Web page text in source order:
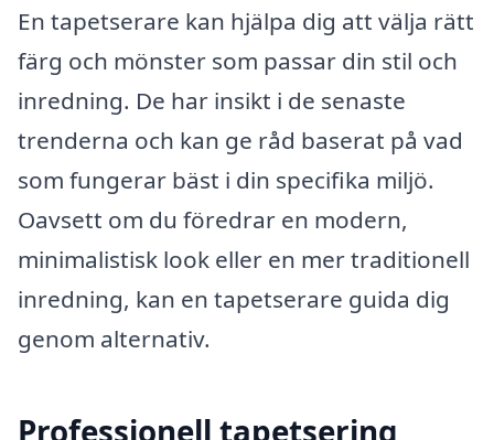
En tapetserare kan hjälpa dig att välja rätt
färg och mönster som passar din stil och
inredning. De har insikt i de senaste
trenderna och kan ge råd baserat på vad
som fungerar bäst i din specifika miljö.
Oavsett om du föredrar en modern,
minimalistisk look eller en mer traditionell
inredning, kan en tapetserare guida dig
genom alternativ.
Professionell tapetsering